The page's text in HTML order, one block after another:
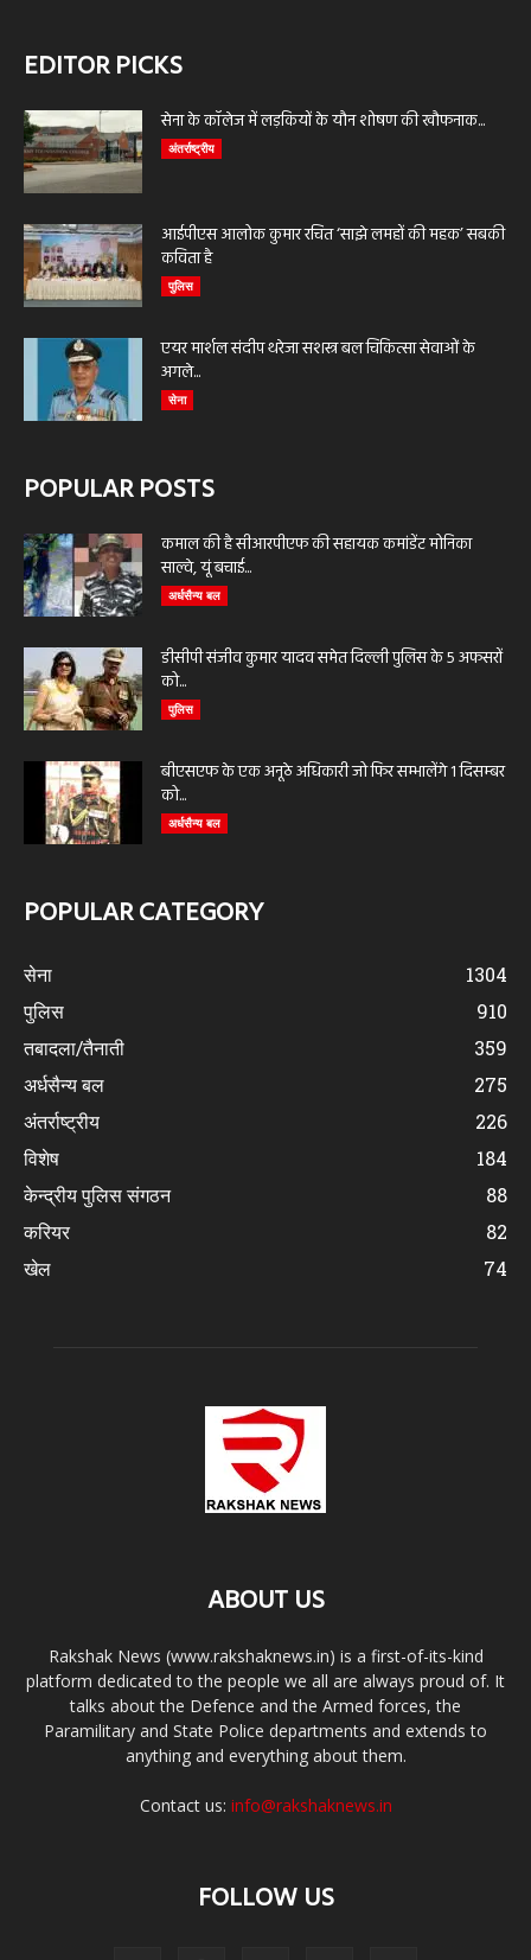
EDITOR PICKS
सेना के कॉलेज में लड़कियों के यौन शोषण की खौफनाक...
अंतर्राष्ट्रीय
आईपीएस आलोक कुमार रचित ‘साझे लमहों की महक’ सबकी
कविता है
पुलिस
एयर मार्शल संदीप थरेजा सशस्त्र बल चिकित्सा सेवाओं के
अगले...
सेना
POPULAR POSTS
कमाल की है सीआरपीएफ की सहायक कमांडेंट मोनिका
साल्वे, यूं बचाई...
अर्धसैन्य बल
डीसीपी संजीव कुमार यादव समेत दिल्ली पुलिस के 5 अफसरों
को...
पुलिस
बीएसएफ के एक अनूठे अधिकारी जो फिर सम्भालेंगे 1 दिसम्बर
को...
अर्धसैन्य बल
POPULAR CATEGORY
सेना
1304
पुलिस
910
तबादला/तैनाती
359
अर्धसैन्य बल
275
अंतर्राष्ट्रीय
226
विशेष
184
केन्द्रीय पुलिस संगठन
88
करियर
82
खेल
74
ABOUT US
Rakshak News (www.rakshaknews.in) is a first-of-its-kind
platform dedicated to the people we all are always proud of. It
talks about the Defence and the Armed forces, the
Paramilitary and State Police departments and extends to
anything and everything about them.
Contact us: info@rakshaknews.in
FOLLOW US